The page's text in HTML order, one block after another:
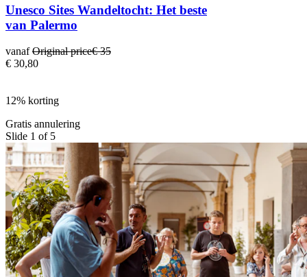
Unesco Sites Wandeltocht: Het beste
van Palermo
vanafOriginal price€ 35
€ 30,80
12% korting
Gratis annulering
Slide 1 of 5